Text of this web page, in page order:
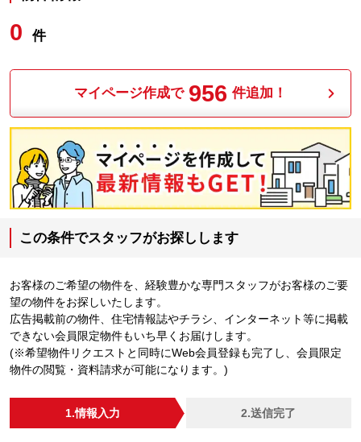
0 件
マイページ作成で 956 件追加！
この条件でスタッフがお探しします
お客様のご希望の物件を、経験豊かな専門スタッフがお客様のご要
望の物件をお探しいたします。
広告掲載前の物件、住宅情報誌やチラシ、インターネット等に掲載
できない会員限定物件もいち早くお届けします。
(※希望物件リクエストと同時にWeb会員登録も完了し、会員限定
物件の閲覧・資料請求が可能になります。)
1.情報入力 2.送信完了